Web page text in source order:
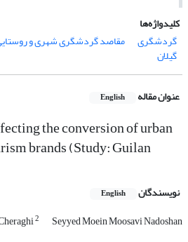
کلیدواژه‌ها
گردشگری
مقاصد گردشگری شهری و
گیلان
عنوان مقاله English
the conversion of urban
brands (Study: Guilan
نویسندگان English
2 Seyyed Moein Moosavi Nadoshan